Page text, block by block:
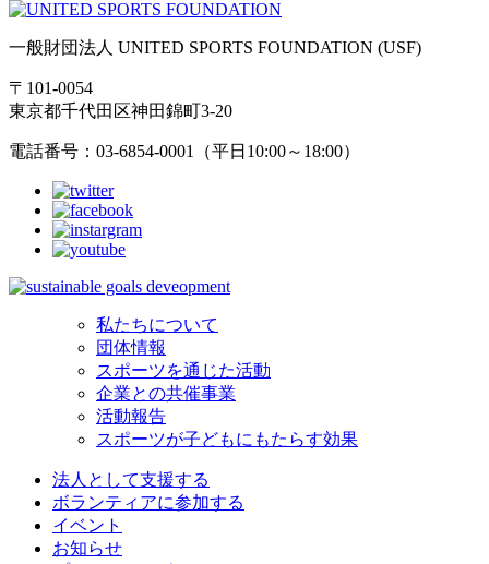
一般財団法人 UNITED SPORTS FOUNDATION (USF)
〒101-0054
東京都千代田区神田錦町3-20
電話番号：03-6854-0001（平日10:00～18:00）
私たちについて
団体情報
スポーツを通じた活動
企業との共催事業
活動報告
スポーツが子どもにもたらす効果
法人として支援する
ボランティアに参加する
イベント
お知らせ